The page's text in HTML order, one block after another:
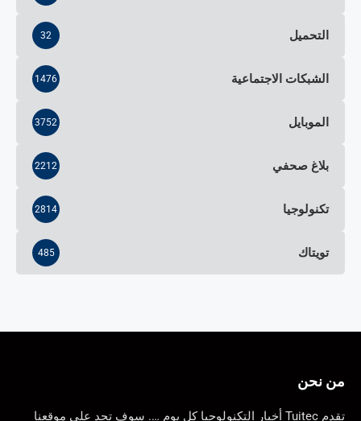
التحميل 32
الشبكات الاجتماعية 1476
الموبايل 3752
بلاغ صحفي 2212
تكنولوجيا 2814
تويتاك 485
من نحن
تقدم Tuitec أخبار التكنولوجيا كل يوم …. سوف تجد على موقعنا